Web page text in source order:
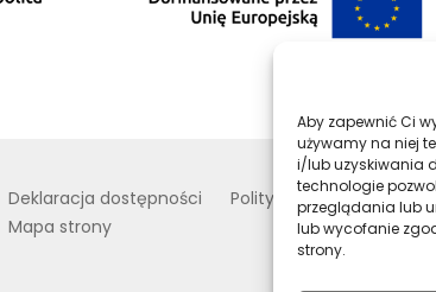
Aby zapewnić Ci
używamy na niej
i/lub uzyskiwania
technologie
przeglądania lub
lub wycofanie
strony.
Deklaracja dostępności
Polityka prywatności
Mapa strony